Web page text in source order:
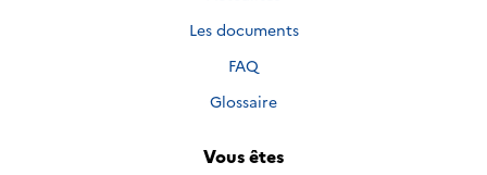
Les documents
FAQ
Glossaire
Vous êtes